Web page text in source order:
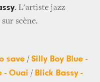
. L'artiste jazz
scène.
save / Silly Boy Blue -
- Ouai / Blick Bassy -